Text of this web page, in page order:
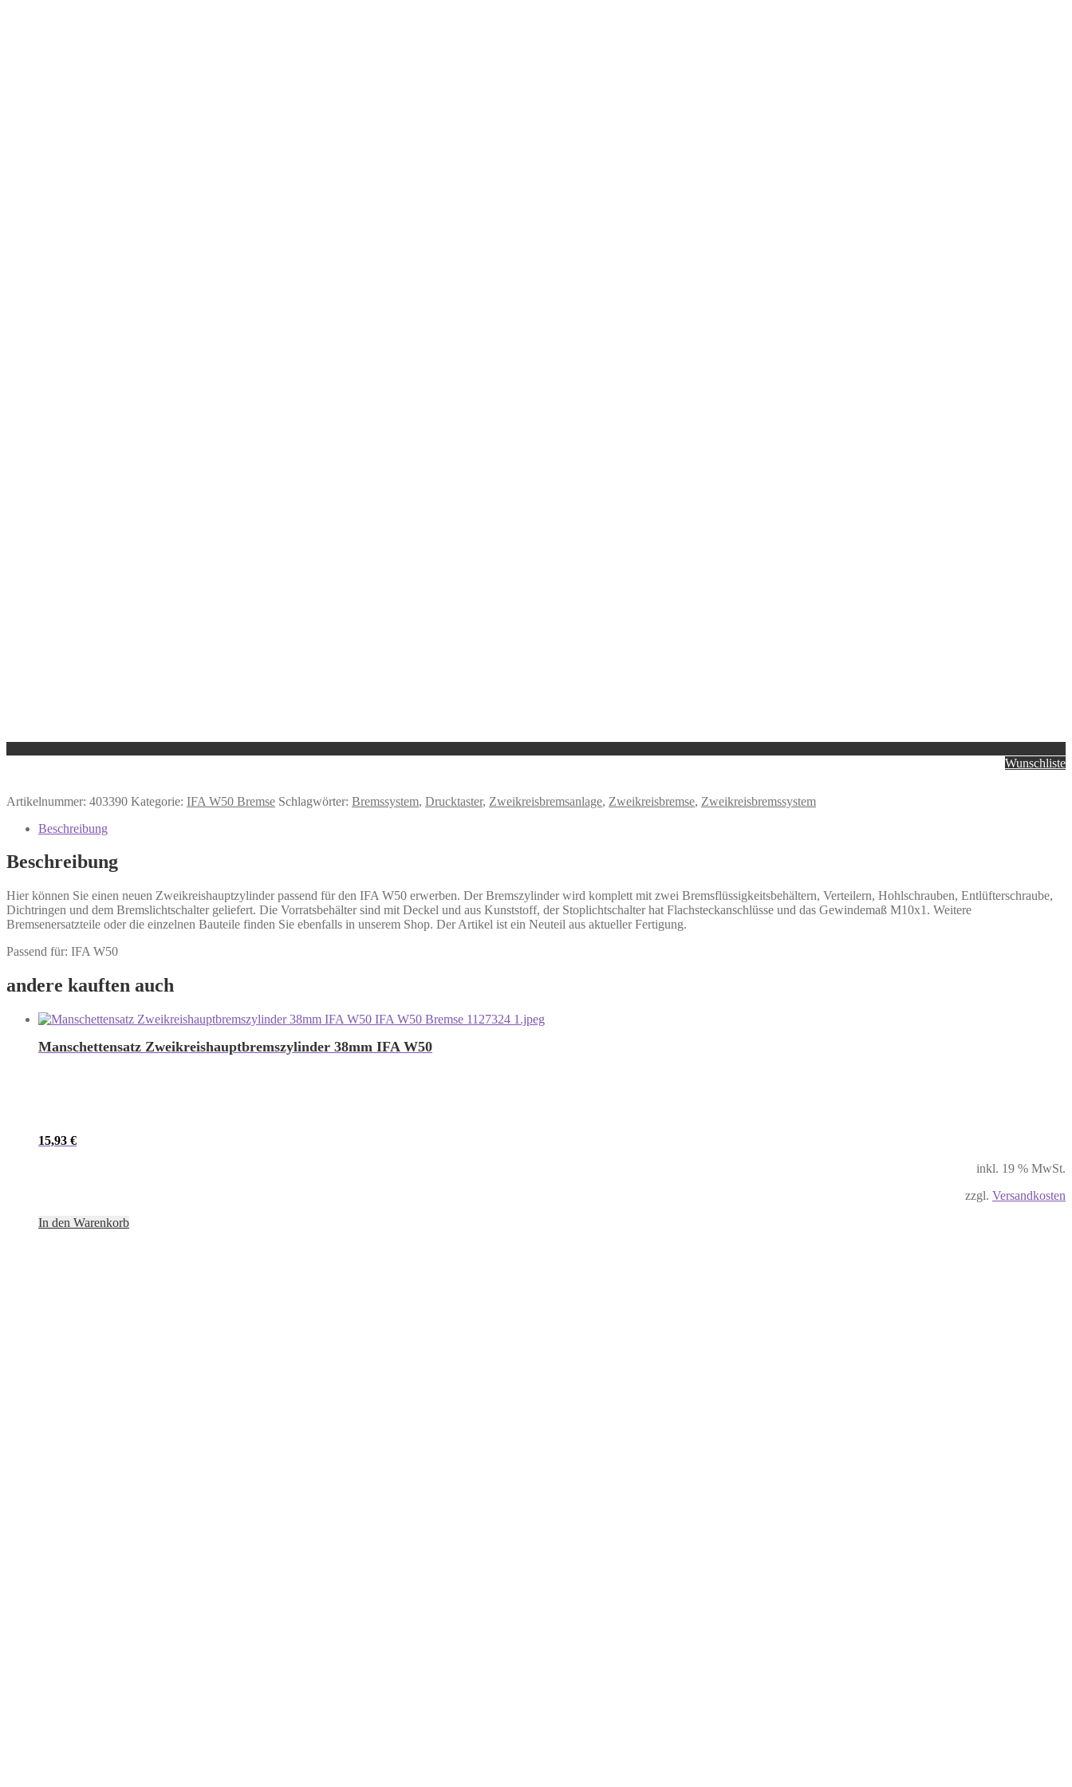
Wunschliste
Artikelnummer: 403390 Kategorie: IFA W50 Bremse Schlagwörter: Bremssystem, Drucktaster, Zweikreisbremsanlage, Zweikreisbremse, Zweikreisbremssystem
Beschreibung
Beschreibung
Hier können Sie einen neuen Zweikreishauptzylinder passend für den IFA W50 erwerben. Der Bremszylinder wird komplett mit zwei Bremsflüssigkeitsbehältern, Verteilern, Hohlschrauben, Entlüfterschraube,
Dichtringen und dem Bremslichtschalter geliefert. Die Vorratsbehälter sind mit Deckel und aus Kunststoff, der Stoplichtschalter hat Flachsteckanschlüsse und das Gewindemaß M10x1. Weitere
Bremsenersatzteile oder die einzelnen Bauteile finden Sie ebenfalls in unserem Shop. Der Artikel ist ein Neuteil aus aktueller Fertigung.
Passend für: IFA W50
andere kauften auch
Manschettensatz Zweikreishauptbremszylinder 38mm IFA W50
15,93 €
inkl. 19 % MwSt.
zzgl. Versandkosten
In den Warenkorb